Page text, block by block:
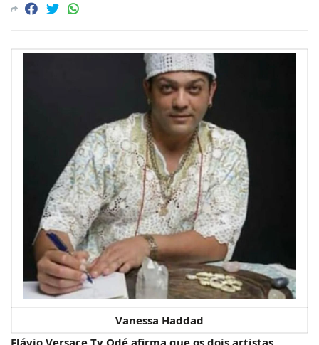
Vanessa Haddad
Flávio Versace Ty Odé afirma que os dois artistas